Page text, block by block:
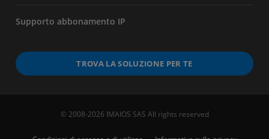
Supporto abbonamento IP
TROVA LA SOLUZIONE PER TE
© 2008-2026 IMAIOS SAS All rights reserved